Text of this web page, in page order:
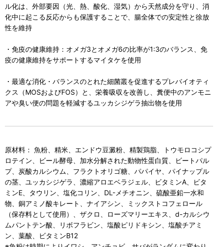
ル化は、外部要因（光、熱、酸化、湿気）から天然成分を守り、消
化中に起こる反応からも保護することで、腸全体での安定性と徐放
性を維持
・免疫の健康維持：オメガ3とオメガ6の比率が1:3のバランス、免
疫の健康維持をサポートするマイタケを使用
・最適な消化・バランスのとれた細菌叢を促進するプレバイオティ
クス（MOSおよびFOS）と、栄養吸収を改善し、糞便中のアンモニ
アや臭い便の問題を軽減するユッカシジゲラ抽出物を使用
原材料： 魚粉、精米、エンドウ豆澱粉、精製鶏脂、トウモロコシプ
ロテイン、ビール酵母、加水分解された動物性蛋白質、ビートパル
プ、炭酸カルシウム、フラクトオリゴ糖、パパイヤ、パイナップル
の茎、ユッカシジゲラ、濃縮アロエベラジェル、ビタミンA、ビタ
ミンE、タウリン、塩化コリン、DL-メチオニン、硫酸亜鉛一水和
物、銅アミノ酸キレート、ナイアシン、ミックストコフェロール
（保存料として使用）、ザクロ、ローズマリーエキス、d-カルシウ
ムパントテン酸、リボフラビン、塩酸ピリドキシン、塩酸チアミ
ン、葉酸、ビタミンB12